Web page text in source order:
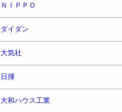
ＮＩＰＰＯ
ダイダン
大気社
日揮
大和ハウス工業